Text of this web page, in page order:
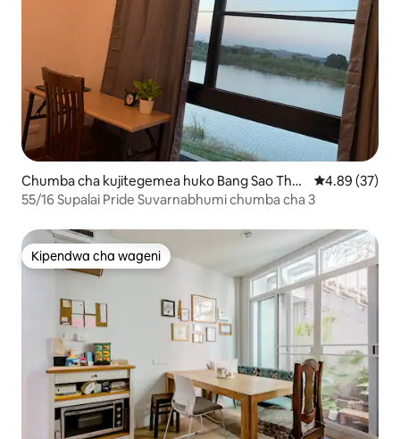
Chumba cha kujitegemea huko Bang Sao Tho
ng District
Ukadiriaji wa
4.89 (37)
55/16 Supalai Pride Suvarnabhumi chumba cha 3
Kipendwa cha wageni
Kipendwa cha wageni